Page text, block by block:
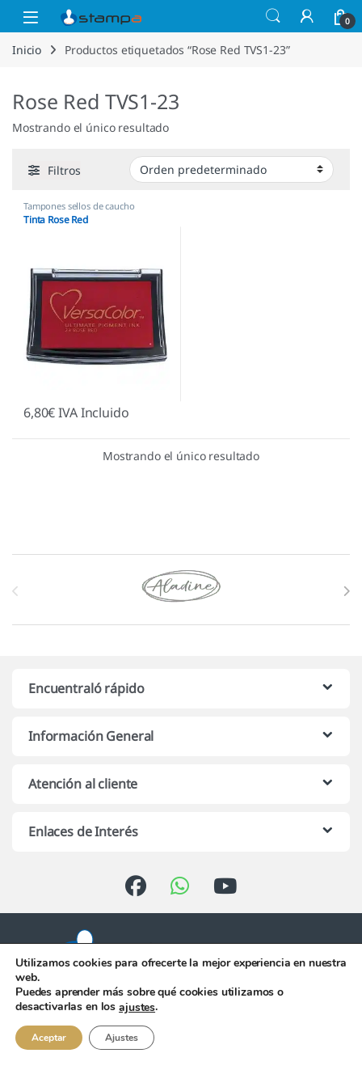
Saltar a la navegación
Saltar al contenido
Open 0
Inicio Productos etiquetados “Rose Red TVS1-23”
Rose Red TVS1-23
Mostrando el único resultado
Filtros
Tampones sellos de caucho
Tinta Rose Red
6,80€IVA Incluido
Mostrando el único resultado
Marcas De Carrusel
Encuentraló rápido
Información General
Atención al cliente
Enlaces de Interés
Atención telefónica de 10:00 h.
956 344 058
Utilizamos cookies para ofrecerte la mejor experiencia en nuestra
web.
Puedes aprender más sobre qué cookies utilizamos o
desactivarlas en losajustes.
Aceptar Ajustes